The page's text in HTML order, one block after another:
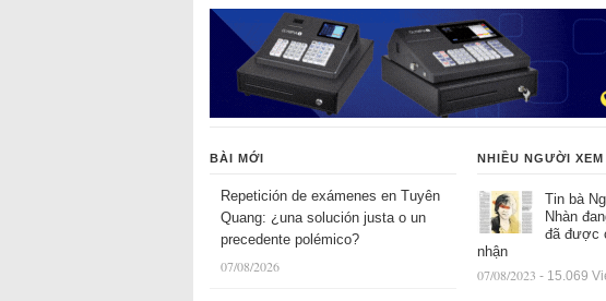
BÀI MỚI
Repetición de exámenes en Tuyên
Quang: ¿una solución justa o un
precedente polémico?
07/08/2026
NHIỀU NGƯỜI XEM
Tin bà
Nhàn
đã được
nhận
07/08/2023 - 15.069